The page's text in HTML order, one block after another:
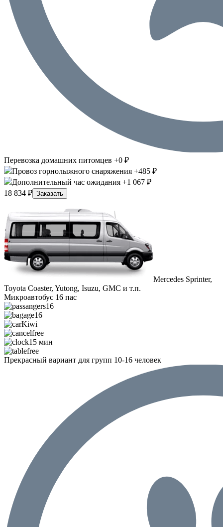
Перевозка домашних питомцев +0 ₽
Провоз горнолыжного снаряжения +485 ₽
Дополнительный час ожидания +1 067 ₽
18 834 ₽ Заказать
Mercedes Sprinter,
Toyota Coaster, Yutong, Isuzu, GMC и т.п.
Микроавтобус 16 пас
16
16
Kiwi
free
15 мин
free
Прекрасный вариант для групп 10-16 человек